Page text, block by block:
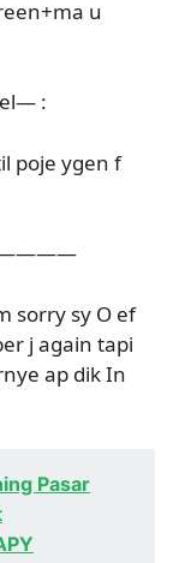
u
:
poje ygen f
sorry sy O ef
j again tapi
ap dik In
Pasar